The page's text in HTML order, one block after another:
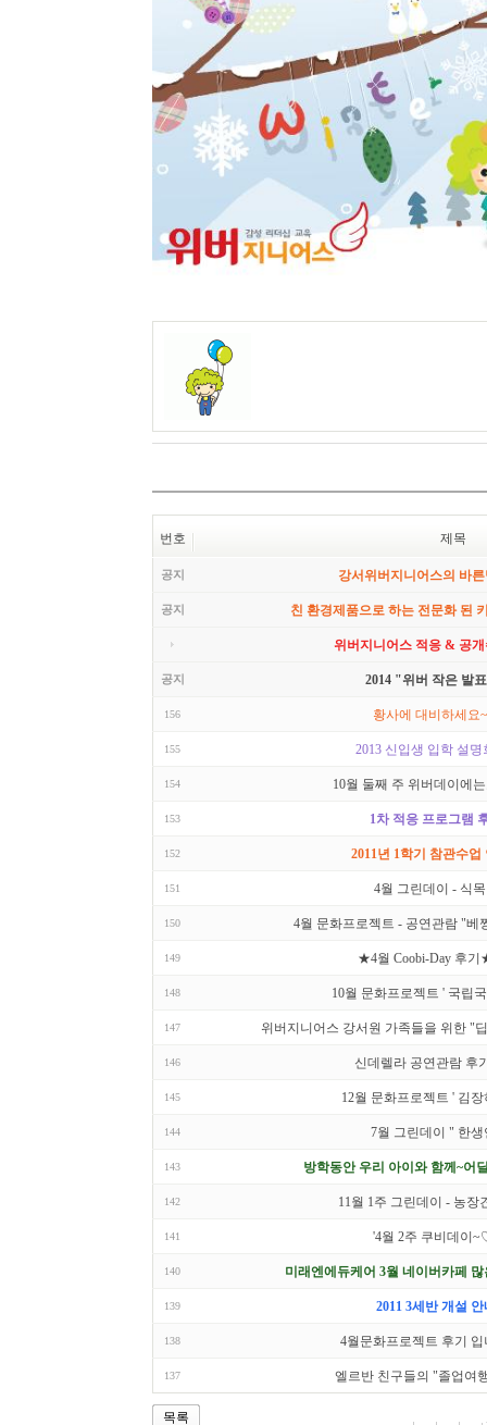
번호 제목
공지 강서위버지니어스의 바
공지 친 환경제품으로 하는 전문화 된
위버지니어스 적응 & 공
공지 2014 "위버 작은 발
156 황사에 대비하세요
155 2013 신입생 입학 설명
154 10월 둘째 주 위버데이에
153 1차 적응 프로그램
152 2011년 1학기 참관수업
151 4월 그린데이 - 식
150 4월 문화프로젝트 - 공연관람 "베
149 ★4월 Coobi-Day 후
148 10월 문화프로젝트 ' 국립
147 위버지니어스 강서원 가족들을 위한 "
146 신데렐라 공연관람 후
145 12월 문화프로젝트 ' 김
144 7월 그린데이 " 한생
143 방학동안 우리 아이와 함께~어
142 11월 1주 그린데이 - 농장
141 '4월 2주 쿠비데이
140 미래엔에듀케어 3월 네이버카페
139 2011 3세반 개설 안
138 4월문화프로젝트 후기 입
137 엘르반 친구들의 "졸업여
목록